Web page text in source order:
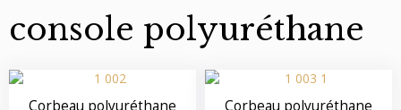
console polyuréthane
Corbeau polyuréthane
Corbeau polyuréthane